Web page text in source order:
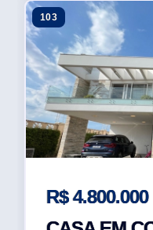
103
R$ 4.800.000